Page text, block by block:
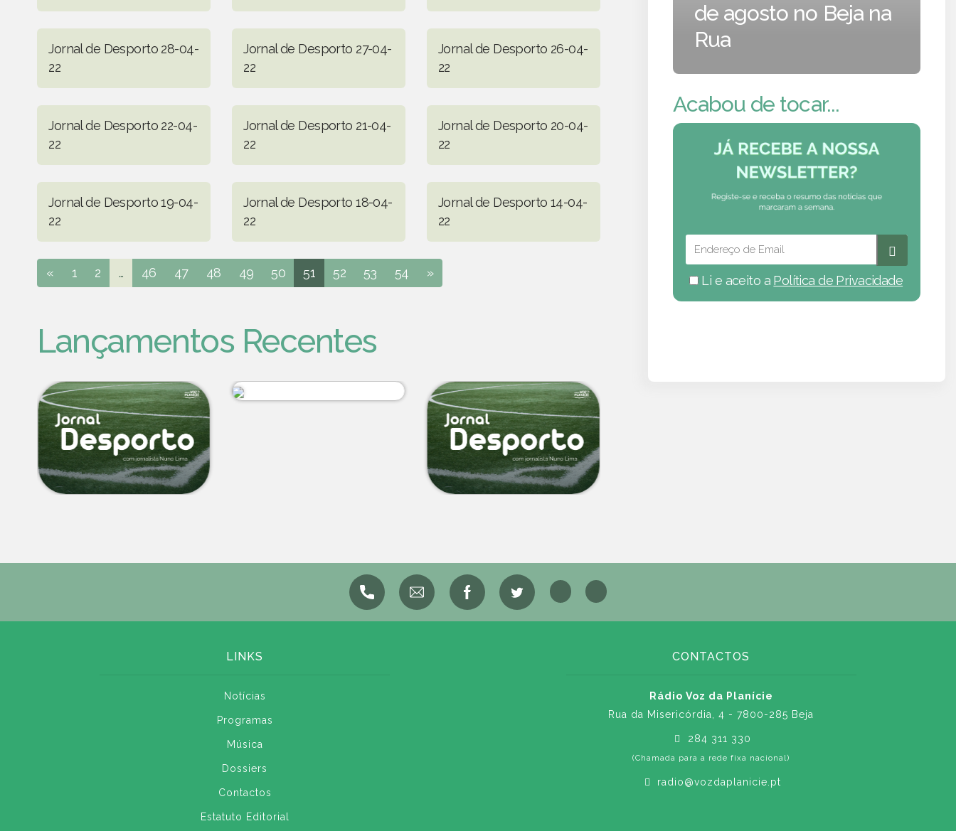
Jornal de Desporto 28-04-
22
Jornal de Desporto 27-04-
22
Jornal de Desporto 26-04-
22
Jornal de Desporto 22-04-
22
Jornal de Desporto 21-04-
22
Jornal de Desporto 20-04-
22
Jornal de Desporto 19-04-
22
Jornal de Desporto 18-04-
22
Jornal de Desporto 14-04-
22
« 1 2 ... 46 47 48 49 50 51 52 53 54 »
Lançamentos Recentes
de agosto no Beja na
Rua
Acabou de tocar...
Li e aceito a Política de Privacidade
LINKS
Notícias
Programas
Música
Dossiers
Contactos
Estatuto Editorial
CONTACTOS
Rádio Voz da Planície
Rua da Misericórdia, 4 - 7800-285 Beja
284 311 330
(Chamada para a rede fixa nacional)
radio@vozdaplanicie.pt